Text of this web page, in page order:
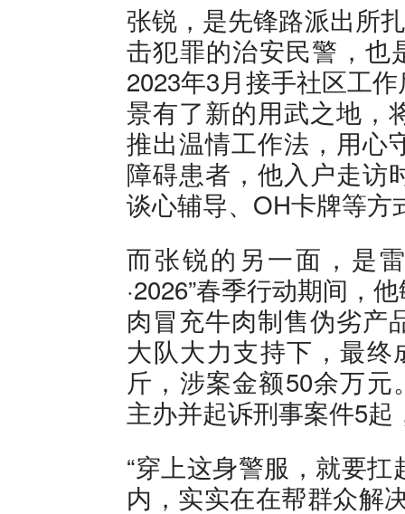
张锐，是先锋路派出所
击犯罪的治安民警，也
2023年3月接手社区工
景有了新的用武之地，
推出温情工作法，用心
障碍患者，他入户走访
谈心辅导、OH卡牌等
而张锐的另一面，是
·2026”春季行动期间，
肉冒充牛肉制售伪劣产
大队大力支持下，最
斤，涉案金额50余万
主办并起诉刑事案件5
“穿上这身警服，就要
内，实实在在帮群众解